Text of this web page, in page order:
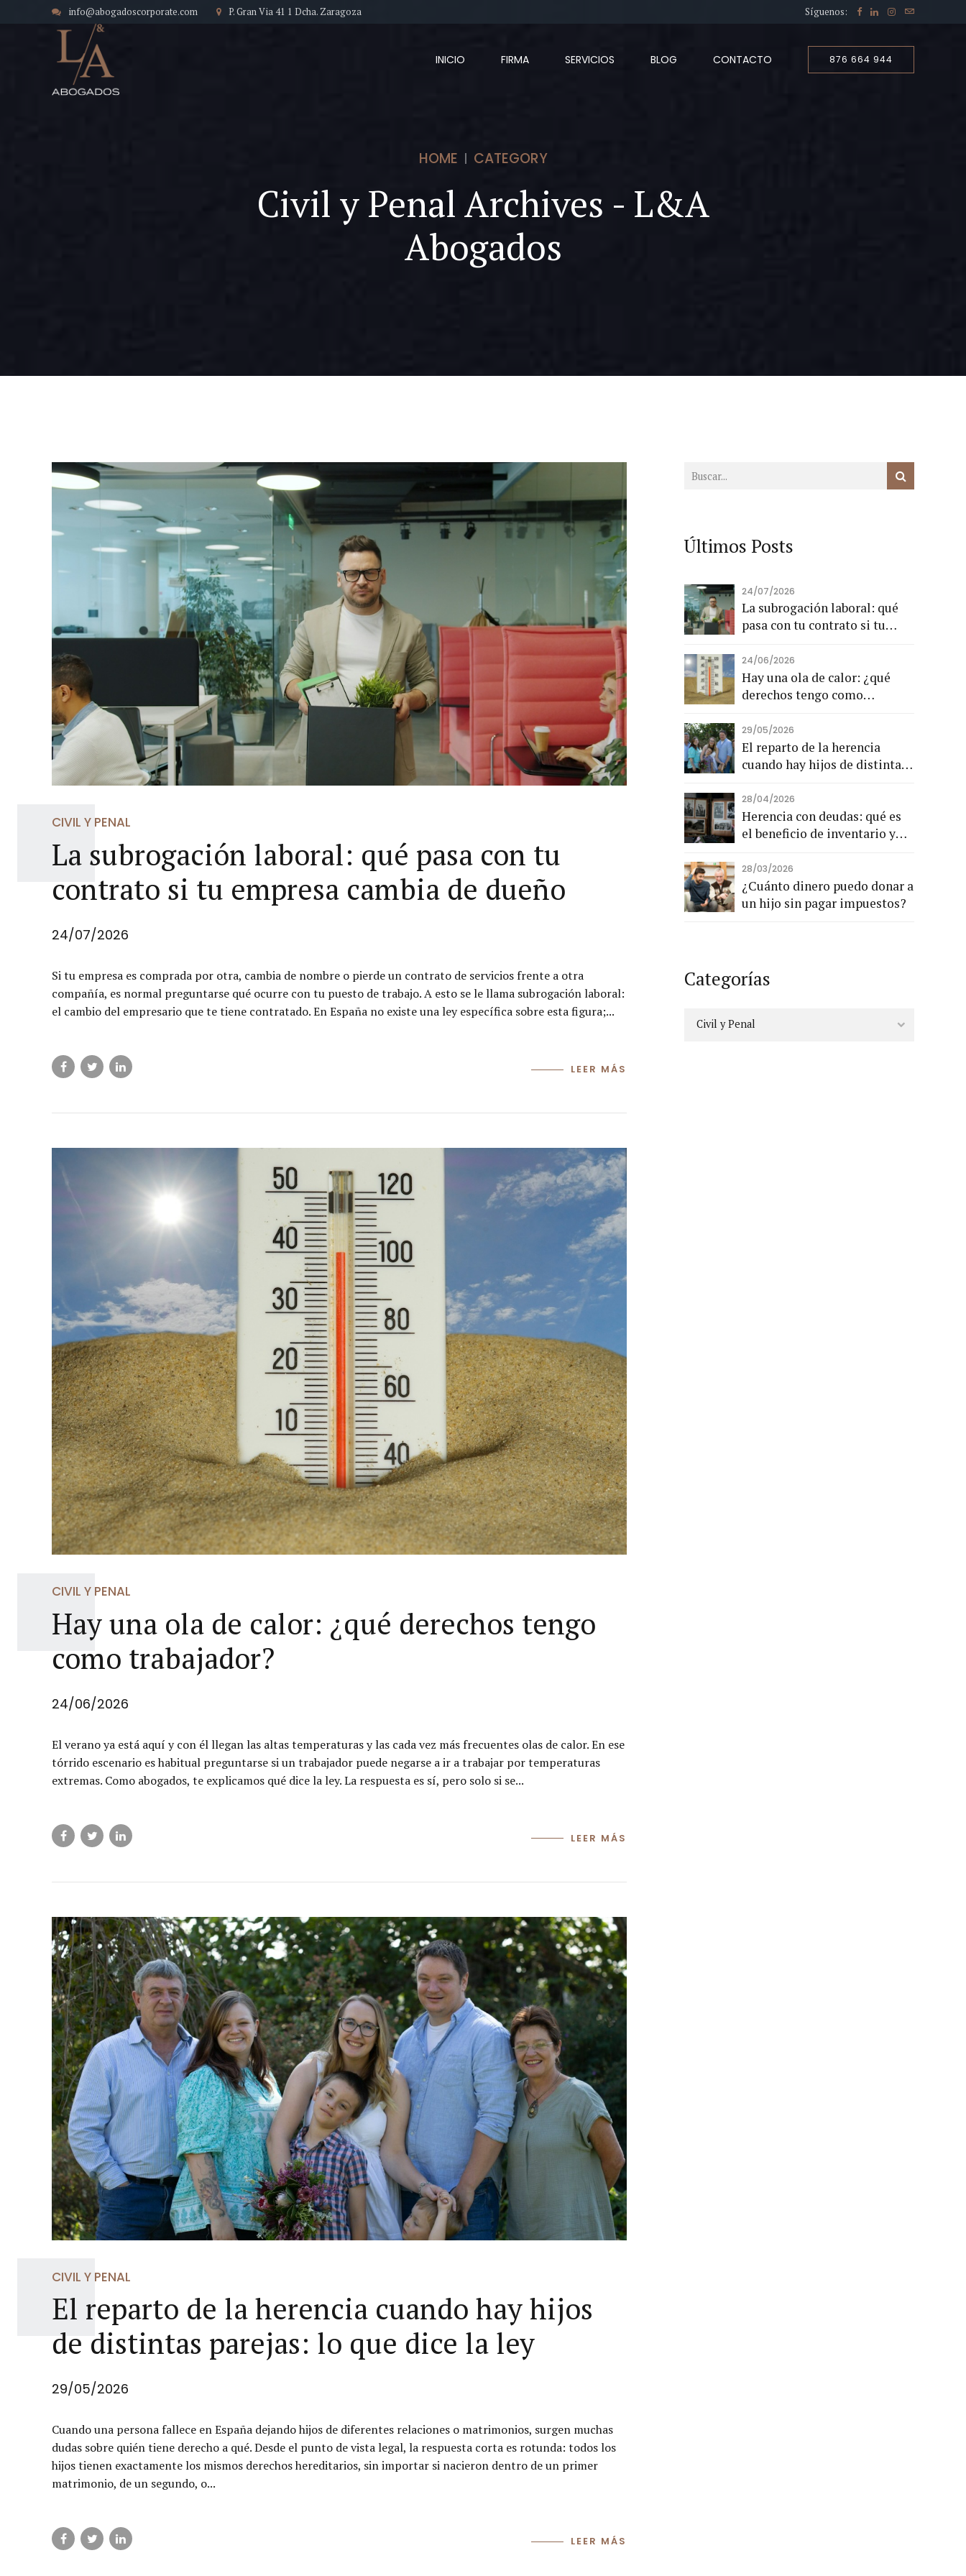
info@abogadoscorporate.com P. Gran Via 41 1 Dcha. Zaragoza Síguenos:
876 664 944
INICIO FIRMA SERVICIOS BLOG CONTACTO
HOME CATEGORY
Civil y Penal Archives - L&A
Abogados
CIVIL Y PENAL
La subrogación laboral: qué pasa con tu
contrato si tu empresa cambia de dueño
24/07/2026
Si tu empresa es comprada por otra, cambia de nombre o pierde un contrato de servicios frente a otra
compañía, es normal preguntarse qué ocurre con tu puesto de trabajo. A esto se le llama subrogación laboral:
el cambio del empresario que te tiene contratado. En España no existe una ley específica sobre esta figura;...
LEER MÁS
CIVIL Y PENAL
Hay una ola de calor: ¿qué derechos tengo
como trabajador?
24/06/2026
El verano ya está aquí y con él llegan las altas temperaturas y las cada vez más frecuentes olas de calor. En ese
tórrido escenario es habitual preguntarse si un trabajador puede negarse a ir a trabajar por temperaturas
extremas. Como abogados, te explicamos qué dice la ley. La respuesta es sí, pero solo si se...
LEER MÁS
CIVIL Y PENAL
El reparto de la herencia cuando hay hijos
de distintas parejas: lo que dice la ley
29/05/2026
Cuando una persona fallece en España dejando hijos de diferentes relaciones o matrimonios, surgen muchas
dudas sobre quién tiene derecho a qué. Desde el punto de vista legal, la respuesta corta es rotunda: todos los
hijos tienen exactamente los mismos derechos hereditarios, sin importar si nacieron dentro de un primer
matrimonio, de un segundo, o...
LEER MÁS
Últimos Posts
24/07/2026
La subrogación laboral: qué
pasa con tu contrato si tu
24/06/2026
Hay una ola de calor: ¿qué
derechos tengo como
29/05/2026
El reparto de la herencia
cuando hay hijos de distintas
28/04/2026
Herencia con deudas: qué es
el beneficio de inventario y
28/03/2026
¿Cuánto dinero puedo donar a
un hijo sin pagar impuestos?
Categorías
Civil y Penal